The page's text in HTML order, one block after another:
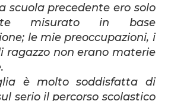
scuola precedente ero solo
misurato in base
le mie preoccupazioni, i
ragazzo non erano materie
è molto soddisfatta di
serio il percorso scolastico